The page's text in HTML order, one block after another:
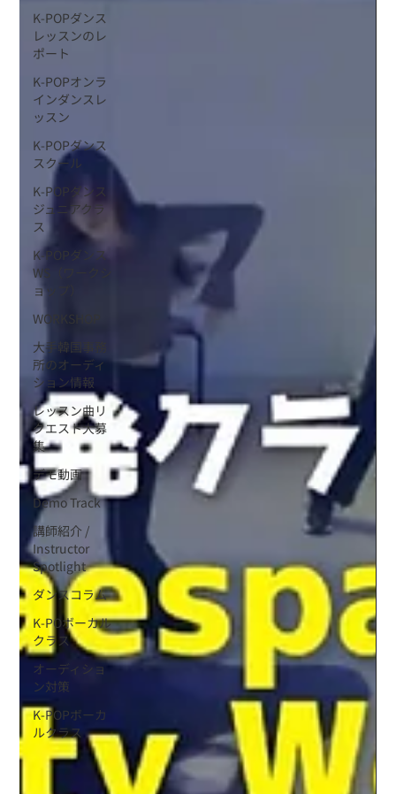
K-POPダンス
レッスンのレ
ポート
K-POPオンラ
インダンスレ
ッスン
K-POPダンス
スクール
K-POPダンス
ジュニアクラ
ス
K-POPダンス
WS（ワークシ
ョップ）
WORKSHOP
大手韓国事務
所のオーディ
ション情報
レッスン曲リ
クエスト大募
集
デモ動画
Demo Track
講師紹介 /
Instructor
Spotlight
ダンスコラム
K-POボーカル
クラス
オーディショ
ン対策
K-POPボーカ
ルクラス